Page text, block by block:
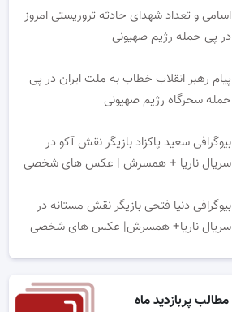
اسامی و تعداد شهدای حادثه تروریستی امروز
در پی حمله رژیم صهیونی
پیام رهبر انقلاب خطاب به ملت ایران در پی
حمله سحرگاه رژیم صهیونی
بیوگرافی سعید پاکزاد بازیگر نقش آکو در
سریال ناریا + همسرش | عکس های شخصی
بیوگرافی دنیا فتحی بازیگر نقش مستانه در
سریال ناریا+ همسرش| عکس های شخصی
مطالب پربازدید ماه